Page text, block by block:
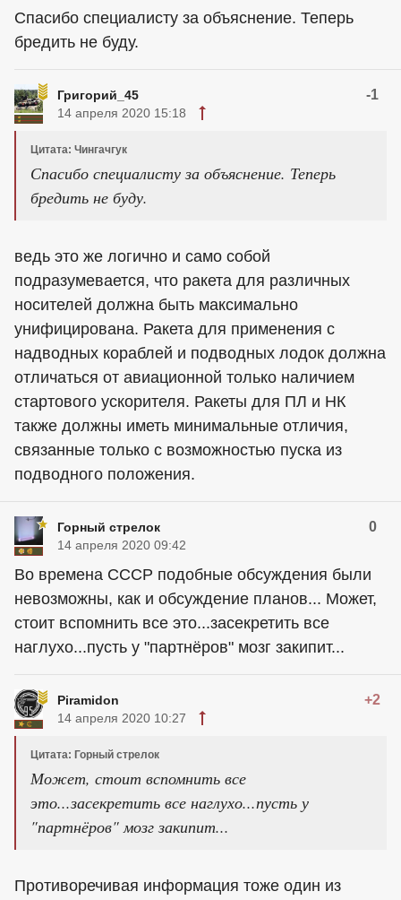
Спасибо специалисту за объяснение. Теперь
бредить не буду.
Григорий_45 -1
14 апреля 2020 15:18
Цитата: Чингачгук
Спасибо специалисту за объяснение. Теперь
бредить не буду.
ведь это же логично и само собой
подразумевается, что ракета для различных
носителей должна быть максимально
унифицирована. Ракета для применения с
надводных кораблей и подводных лодок должна
отличаться от авиационной только наличием
стартового ускорителя. Ракеты для ПЛ и НК
также должны иметь минимальные отличия,
связанные только с возможностью пуска из
подводного положения.
Горный стрелок 0
14 апреля 2020 09:42
Во времена СССР подобные обсуждения были
невозможны, как и обсуждение планов... Может,
стоит вспомнить все это...засекретить все
наглухо...пусть у "партнёров" мозг закипит...
Piramidon +2
14 апреля 2020 10:27
Цитата: Горный стрелок
Может, стоит вспомнить все
это...засекретить все наглухо...пусть у
"партнёров" мозг закипит...
Противоречивая информация тоже один из